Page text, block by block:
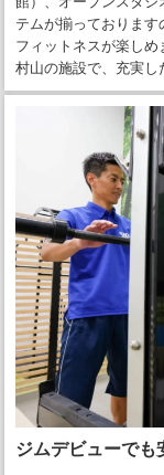
テムが揃っておりま
フィットネスが楽し
村山の施設で、充実し
ジムデビューでも